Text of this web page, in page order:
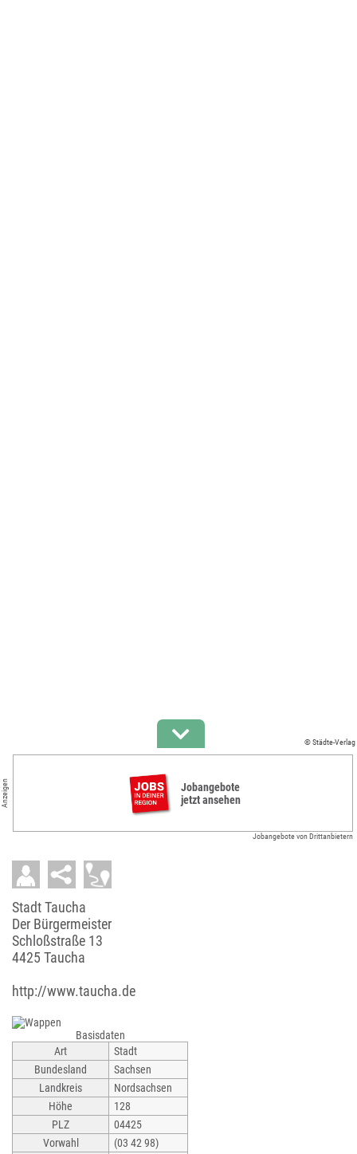
© Städte-Verlag
Anzeigen
Jobangebote
jetzt ansehen
Jobangebote von Drittanbietern
Stadt Taucha
Der Bürgermeister
Schloßstraße 13
4425 Taucha
http://www.taucha.de
Basisdaten
Art
Stadt
Bundesland
Sachsen
Landkreis
Nordsachsen
Höhe
128
PLZ
04425
Vorwahl
(03 42 98)